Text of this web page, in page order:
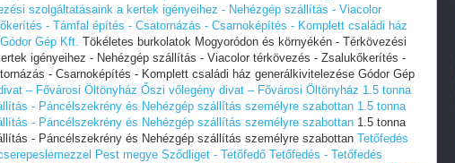
szolgáltatásaink a kertek igényeihez - Nehézgép szállítás - Viacolor
- Támfal építés - Csatornázás - Csarnoképítés - Komplett családi ház
Gép Kft. Tökéletes burkolatok Mogyoródon és környékén - Térkövezési
igényeihez - Nehézgép szállítás - Viacolor térkövezés - Zsalukőkerítés -
- Csarnoképítés - Komplett családi ház generálkivitelezése Gódor Gép
– Fővárosi Öltönyház Őszi vőlegény divat – Fővárosi Öltönyház 1.5 tonna
- Páncélszekrény és Nehézgép szállítás személyre szabottan 1.5 tonna
- Páncélszekrény és Nehézgép szállítás személyre szabottan 1.5 tonna
- Páncélszekrény és Nehézgép szállítás személyre szabottan Tetőfedés
Pest megye Sződliget - Tetőfedő Tetőfedés - Tetőfedés